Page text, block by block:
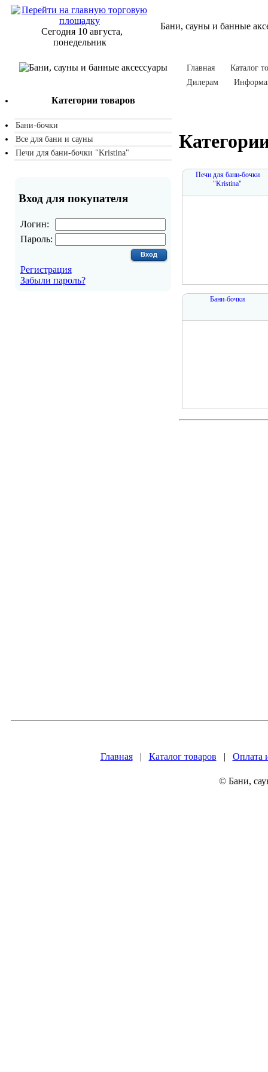
Сегодня 10 августа,
понедельник
Бани, сауны и банные
Категории товаров
Бани-бочки
Все для бани и сауны
Печи для бани-бочки "Kristina"
Вход для покупателя
Логин:
Пароль:
Регистрация
Забыли пароль?
Главная
Каталог
Дилерам
Печи для бани-бочки
"Kristina"
Бани-бочки
Главная| Каталог товаров | Оплата
© Бани,